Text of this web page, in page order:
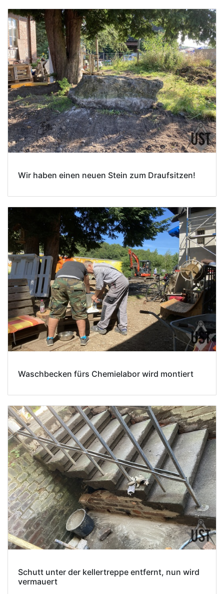
Wir haben einen neuen Stein zum Draufsitzen!
Waschbecken fürs Chemielabor wird montiert
Schutt unter der kellertreppe entfernt, nun wird
vermauert